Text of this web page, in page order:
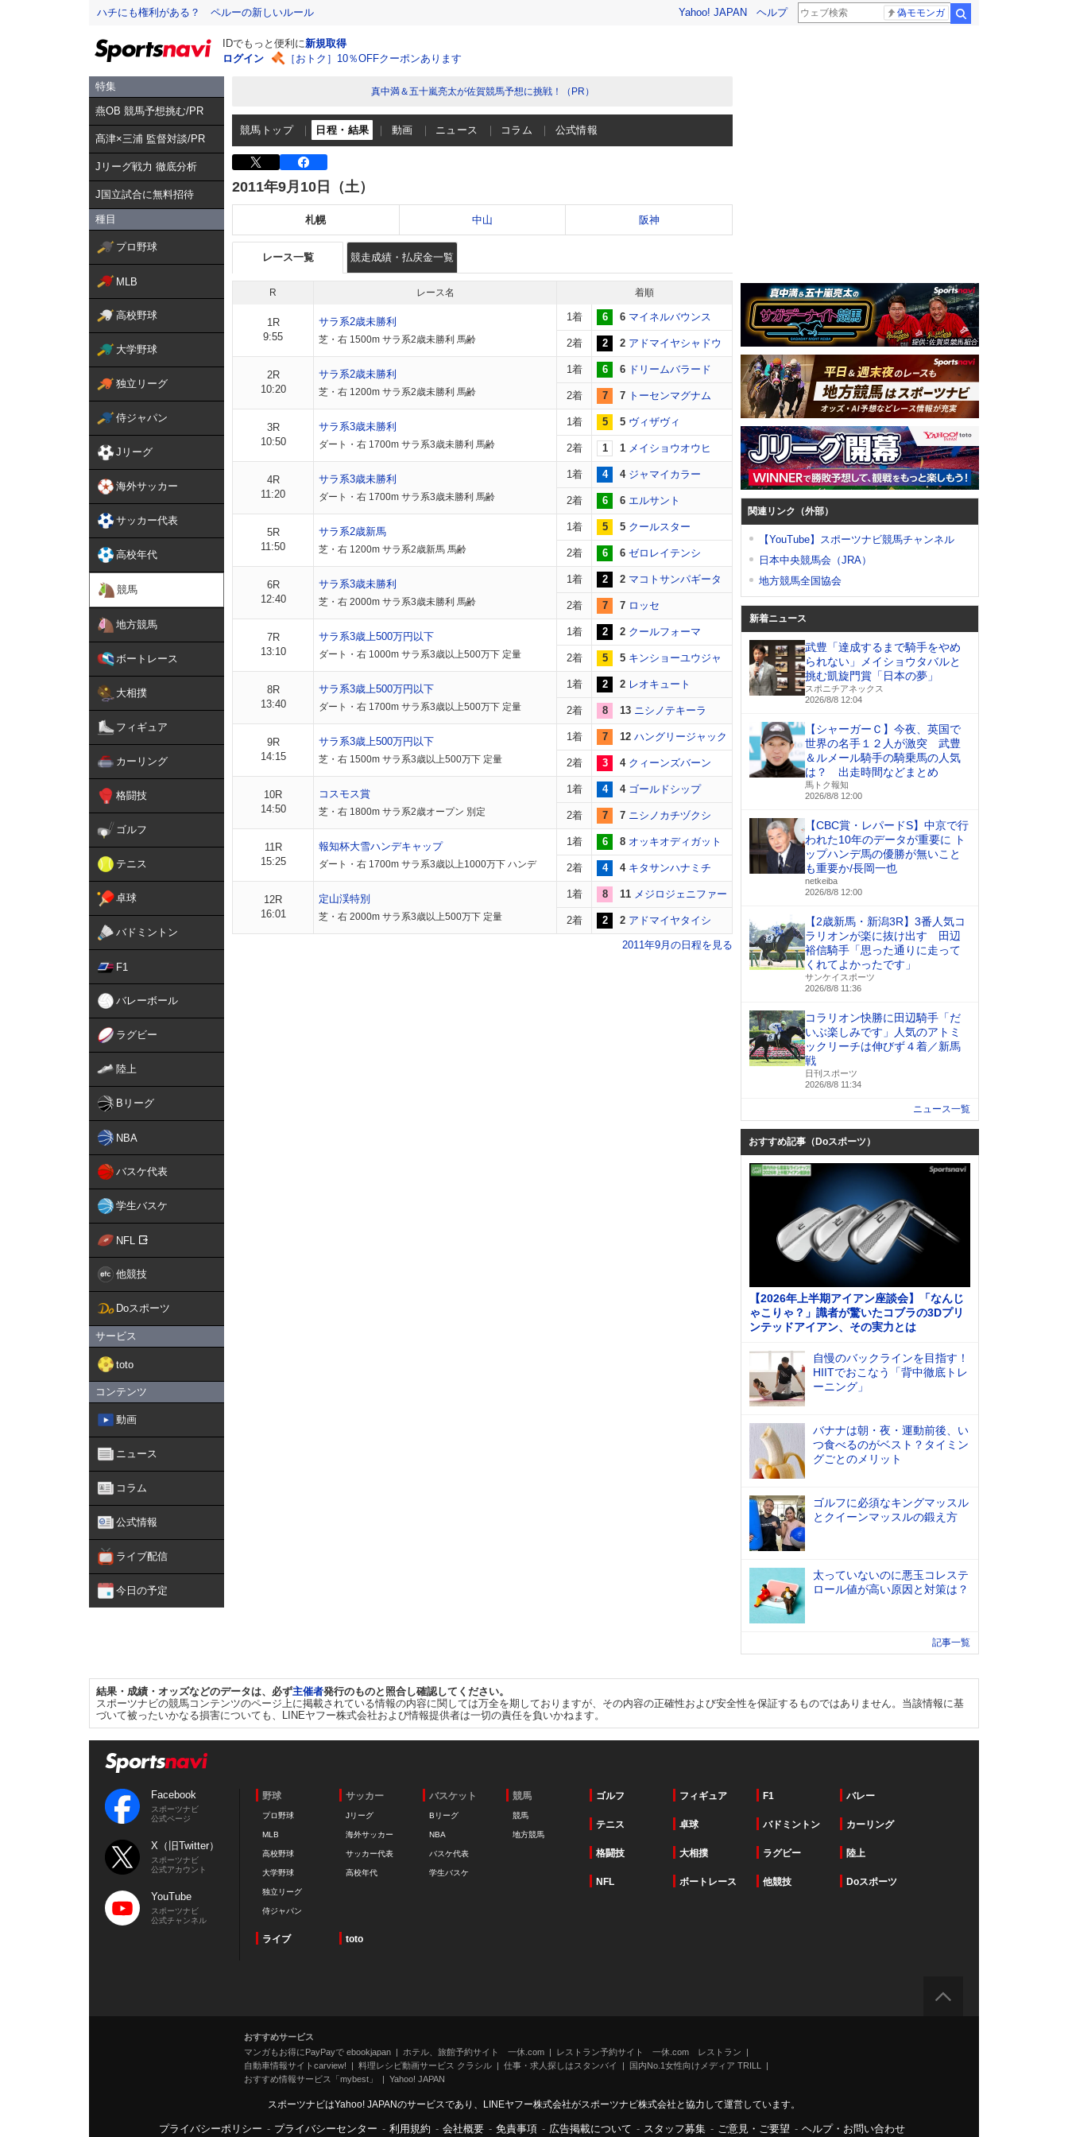
ハチにも権利がある？ ペルーの新しいルール Yahoo! JAPAN ヘルプ 偽モモンガ
IDでもっと便利に新規取得
ログイン
［おトク］10％OFFクーポンあります
特集
燕OB 競馬予想挑む/PR
髙津×三浦 監督対談/PR
Jリーグ戦力 徹底分析
J国立試合に無料招待
種目
プロ野球
MLB
高校野球
大学野球
独立リーグ
侍ジャパン
Jリーグ
海外サッカー
サッカー代表
高校年代
競馬
地方競馬
ボートレース
大相撲
フィギュア
カーリング
格闘技
ゴルフ
テニス
卓球
バドミントン
F1
バレーボール
ラグビー
陸上
Bリーグ
NBA
バスケ代表
学生バスケ
NFL
他競技
Doスポーツ
サービス
toto
コンテンツ
動画
ニュース
コラム
公式情報
ライブ配信
今日の予定
真中満＆五十嵐亮太が佐賀競馬予想に挑戦！（PR）
競馬トップ 日程・結果 動画 ニュース コラム 公式情報
2011年9月10日（土）
札幌 中山 阪神
レース一覧 競走成績・払戻金一覧
R レース名 着順
1R
9:55
サラ系2歳未勝利
芝・右 1500m サラ系2歳未勝利 馬齢
1着 6 6 マイネルバウンス
2着 2 2 アドマイヤシャドウ
2R
10:20
サラ系2歳未勝利
芝・右 1200m サラ系2歳未勝利 馬齢
1着 6 6 ドリームバラード
2着 7 7 トーセンマグナム
3R
10:50
サラ系3歳未勝利
ダート・右 1700m サラ系3歳未勝利 馬齢
1着 5 5 ヴィザヴィ
2着 1 1 メイショウオウヒ
4R
11:20
サラ系3歳未勝利
ダート・右 1700m サラ系3歳未勝利 馬齢
1着 4 4 ジャマイカラー
2着 6 6 エルサント
5R
11:50
サラ系2歳新馬
芝・右 1200m サラ系2歳新馬 馬齢
1着 5 5 クールスター
2着 6 6 ゼロレイテンシ
6R
12:40
サラ系3歳未勝利
芝・右 2000m サラ系3歳未勝利 馬齢
1着 2 2 マコトサンパギータ
2着 7 7 ロッセ
7R
13:10
サラ系3歳上500万円以下
ダート・右 1000m サラ系3歳以上500万下 定量
1着 2 2 クールフォーマ
2着 5 5 キンショーユウジャ
8R
13:40
サラ系3歳上500万円以下
ダート・右 1700m サラ系3歳以上500万下 定量
1着 2 2 レオキュート
2着 8 13 ニシノテキーラ
9R
14:15
サラ系3歳上500万円以下
芝・右 1500m サラ系3歳以上500万下 定量
1着 7 12 ハングリージャック
2着 3 4 クィーンズバーン
10R
14:50
コスモス賞
芝・右 1800m サラ系2歳オープン 別定
1着 4 4 ゴールドシップ
2着 7 7 ニシノカチヅクシ
11R
15:25
報知杯大雪ハンデキャップ
ダート・右 1700m サラ系3歳以上1000万下 ハンデ
1着 6 8 オッキオディガット
2着 4 4 キタサンハナミチ
12R
16:01
定山渓特別
芝・右 2000m サラ系3歳以上500万下 定量
1着 8 11 メジロジェニファー
2着 2 2 アドマイヤタイシ
2011年9月の日程を見る
関連リンク（外部）
【YouTube】スポーツナビ競馬チャンネル
日本中央競馬会（JRA）
地方競馬全国協会
新着ニュース
武豊「達成するまで騎手をやめ
られない」メイショウタバルと
挑む凱旋門賞「日本の夢」
スポニチアネックス
2026/8/8 12:04
【シャーガーＣ】今夜、英国で
世界の名手１２人が激突 武豊
＆ルメール騎手の騎乗馬の人気
は？ 出走時間などまとめ
馬トク報知
2026/8/8 12:00
【CBC賞・レパードS】中京で行
われた10年のデータが重要に ト
ップハンデ馬の優勝が無いこと
も重要か/長岡一也
netkeiba
2026/8/8 12:00
【2歳新馬・新潟3R】3番人気コ
ラリオンが楽に抜け出す 田辺
裕信騎手「思った通りに走って
くれてよかったです」
サンケイスポーツ
2026/8/8 11:36
コラリオン快勝に田辺騎手「だ
いぶ楽しみです」人気のアトミ
ックリーチは伸びず４着／新馬
戦
日刊スポーツ
2026/8/8 11:34
ニュース一覧
おすすめ記事（Doスポーツ）
【2026年上半期アイアン座談会】「なんじ
ゃこりゃ？」識者が驚いたコブラの3Dプリ
ンテッドアイアン、その実力とは
自慢のバックラインを目指す！
HIITでおこなう「背中徹底トレ
ーニング」
バナナは朝・夜・運動前後、い
つ食べるのがベスト？タイミン
グごとのメリット
ゴルフに必須なキングマッスル
とクイーンマッスルの鍛え方
太っていないのに悪玉コレステ
ロール値が高い原因と対策は？
記事一覧
結果・成績・オッズなどのデータは、必ず主催者発行のものと照合し確認してください。
スポーツナビの競馬コンテンツのページ上に掲載されている情報の内容に関しては万全を期しておりますが、その内容の正確性および安全性を保証するものではありません。当該情報に基
づいて被ったいかなる損害についても、LINEヤフー株式会社および情報提供者は一切の責任を負いかねます。
Facebook
スポーツナビ
公式ページ
X（旧Twitter）
スポーツナビ
公式アカウント
YouTube
スポーツナビ
公式チャンネル
野球
プロ野球
MLB
高校野球
大学野球
独立リーグ
侍ジャパン
サッカー
Jリーグ
海外サッカー
サッカー代表
高校年代
バスケット
Bリーグ
NBA
バスケ代表
学生バスケ
競馬
競馬
地方競馬
ゴルフ フィギュア F1 バレー
テニス 卓球 バドミントン カーリング
格闘技 大相撲 ラグビー 陸上
NFL ボートレース 他競技 Doスポーツ
ライブ toto
おすすめサービス
マンガもお得にPayPayで ebookjapan
ホテル、旅館予約サイト 一休.com
レストラン予約サイト 一休.com レストラン
自動車情報サイトcarview!
料理レシピ動画サービス クラシル 仕事・求人探しはスタンバイ
国内No.1女性向けメディア TRILL
おすすめ情報サービス「mybest」
Yahoo! JAPAN
スポーツナビはYahoo! JAPANのサービスであり、LINEヤフー株式会社がスポーツナビ株式会社と協力して運営しています。
プライバシーポリシー - プライバシーセンター - 利用規約 - 会社概要 - 免責事項 - 広告掲載について - スタッフ募集 - ご意見・ご要望 - ヘルプ・お問い合わせ